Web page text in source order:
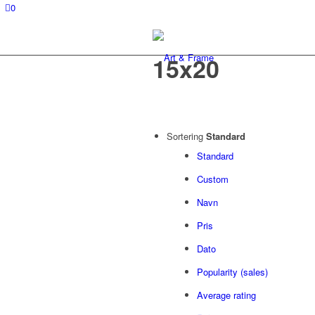
0
15x20
Sortering Standard
Standard
Custom
Navn
Pris
Dato
Popularity (sales)
Average rating